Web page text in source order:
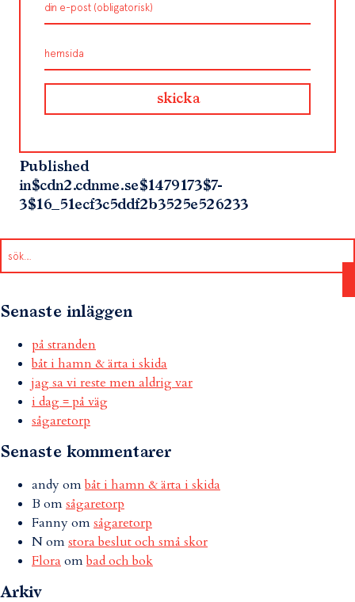
Published
in$cdn2.cdnme.se$1479173$7-
3$16_51ecf3c5ddf2b3525e526233
Senaste inläggen
på stranden
båt i hamn & ärta i skida
jag sa vi reste men aldrig var
i dag = på väg
sågaretorp
Senaste kommentarer
andyombåt i hamn & ärta i skida
B omsågaretorp
Fannyomsågaretorp
Nomstora beslut och små skor
Flora ombad och bok
Arkiv